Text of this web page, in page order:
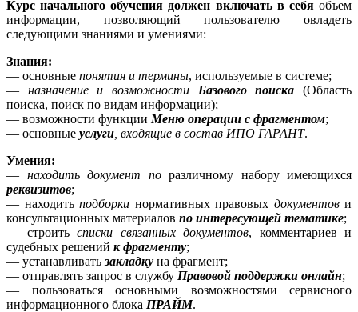
Курс начального обучения должен включать в себяобъем
информации, позволяющий пользователю овладеть
следующими знаниями и умениями:
Знания:
— основные понятия и термины, используемые в системе;
— назначение и возможности Базового поиска (Область
поиска, поиск по видам информации);
— возможности функции Меню операции с фрагментом;
— основные услуги , входящие в состав ИПО ГАРАНТ.
Умения:
— находить документ поразличному набору имеющихся
реквизитов;
— находить подборки нормативных правовых документови
консультационных материалов по интересующей тематике;
— строить списки связанных документов, комментариев и
судебных решений к фрагменту;
— устанавливать закладку на фрагмент;
— отправлять запрос в службу Правовой поддержки онлайн;
— пользоваться основными возможностями сервисного
информационного блока ПРАЙМ.